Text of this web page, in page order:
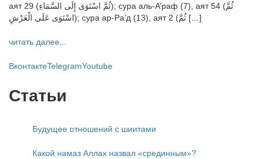
аят 29 (ثُمَّ اسْتَوَى إِلَى السَّمَاءِ); сура аль-А’раф (7), аят 54 (ثُمَّ
اسْتَوَى عَلَى الْعَرْشِ); сура ар-Ра’д (13), аят 2 (ثُمَّ […]
читать далее...
ВконтактеTelegramYoutube
Статьи
Будущее отношений с шиитами
Какой намаз Аллах назвал «срединным»?